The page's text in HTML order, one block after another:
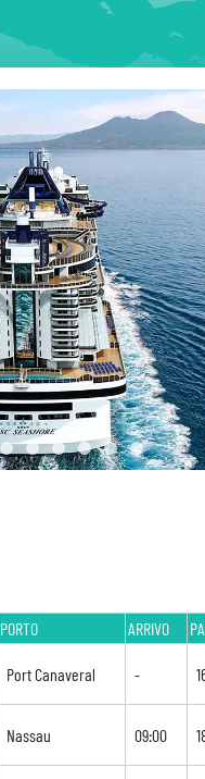
PORTO ARRIVO
Port Canaveral -
Nassau 09:00